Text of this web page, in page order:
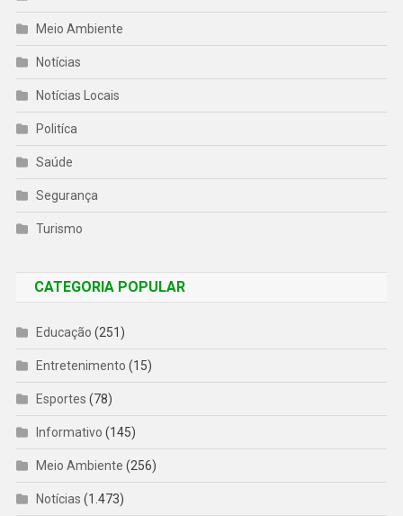
Meio Ambiente
Notícias
Notícias Locais
Politíca
Saúde
Segurança
Turismo
CATEGORIA POPULAR
Educação (251)
Entretenimento (15)
Esportes (78)
Informativo (145)
Meio Ambiente (256)
Notícias (1.473)